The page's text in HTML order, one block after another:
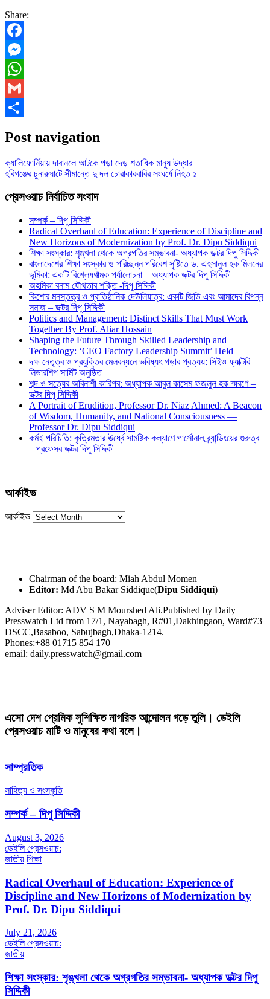
Share:
Facebook
Messenger
WhatsApp
Gmail
Post navigation
ক্যালিফোর্নিয়ায় দাবানলে আটকে পড়া দেড় শতাধিক মানুষ উদ্ধার
হবিগঞ্জের চুনারুঘাটে সীমান্তে দু দল চোরাকারবারির সংঘর্ষে নিহত ১
প্রেসওয়াচ নির্বাচিত সংবাদ
সম্পর্ক – দিপু সিদ্দিকী
Radical Overhaul of Education: Experience of Discipline and
New Horizons of Modernization by Prof. Dr. Dipu Siddiqui
শিক্ষা সংস্কার: শৃঙ্খলা থেকে অগ্রগতির সম্ভাবনা- অধ্যাপক ডক্টর দিপু সিদ্দিকী
বাংলাদেশের শিক্ষা সংস্কার ও পরিচ্ছন্ন পরিবেশ সৃষ্টিতে ড. এহসানুল হক মিলনের
ভূমিকা: একটি বিশ্লেষণাত্মক পর্যালোচনা – অধ্যাপক ডক্টর দিপু সিদ্দিকী
অহমিকা বনাম যৌথতার শক্তি -দিপু সিদ্দিকী
কিশোর মনস্তত্ত্ব ও প্রাতিষ্ঠানিক দেউলিয়াত্ব: একটি জিডি এবং আমাদের বিপন্ন
সমাজ – ডক্টর দিপু সিদ্দিকী
Politics and Management: Distinct Skills That Must Work
Together By Prof. Aliar Hossain
Shaping the Future Through Skilled Leadership and
Technology: ‘CEO Factory Leadership Summit’ Held
দক্ষ নেতৃত্ব ও প্রযুক্তির মেলবন্ধনে ভবিষ্যৎ গড়ার প্রত্যয়: সিইও ফ্যাক্টরি
লিডারশিপ সামিট অনুষ্ঠিত
শব্দ ও সত্যের অবিনাশী কারিগর: অধ্যাপক আবুল কাসেম ফজলুল হক স্মরণে –
ডক্টর দিপু সিদ্দিকী
A Portrait of Erudition, Professor Dr. Niaz Ahmed: A Beacon
of Wisdom, Humanity, and National Consciousness —
Professor Dr. Dipu Siddiqui
কর্মই পরিচিতি: কৃত্রিমতার ঊর্ধ্বে সামষ্টিক কল্যাণে পার্সোনাল ব্র্যান্ডিংয়ের গুরুত্ব
– প্রফেসর ডক্টর দিপু সিদ্দিকী
আর্কাইভ
আর্কাইভ
Chairman of the board: Miah Abdul Momen
Editor: Md Abu Bakar Siddique(Dipu Siddiqui)
Adviser Editor: ADV S M Mourshed Ali.Published by Daily
Presswatch Ltd from 17/1, Nayabagh, R#01,Dakhingaon, Ward#73
DSCC,Basaboo, Sabujbagh,Dhaka-1214.
Phones:+88 01715 854 170
email: daily.presswatch@gmail.com
এসো দেশ প্রেমিক সুশিক্ষিত নাগরিক আন্দোলন গড়ে তুলি। ডেইলি
প্রেসওয়াচ মাটি ও মানুষের কথা বলে।
সাম্প্রতিক
সাহিত্য ও সংস্কৃতি
সম্পর্ক – দিপু সিদ্দিকী
August 3, 2026
ডেইলি প্রেসওয়াচ:
জাতীয় শিক্ষা
Radical Overhaul of Education: Experience of
Discipline and New Horizons of Modernization by
Prof. Dr. Dipu Siddiqui
July 21, 2026
ডেইলি প্রেসওয়াচ:
জাতীয়
শিক্ষা সংস্কার: শৃঙ্খলা থেকে অগ্রগতির সম্ভাবনা- অধ্যাপক ডক্টর দিপু
সিদ্দিকী